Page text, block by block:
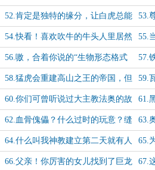
渣渣！ 人
52.肯定是独特的缘分，让白虎总能
遇到自己的狂热粉
53.
真
加冕
54.快看！喜欢吹牛的牛头人里居然
诞生了一个老实人，快来孤立他！
55.
为
56.嗷，合着你说的“生物形态格式
化”是直接给回滚到最初版本啊！坑
爹呢
57.
石山
58.猛虎会重建高山之王的帝国，但
代价是什么呢？
59.
60.你们可曾听说过大主教法奥的故
事？他的智慧就和他的拳头一样强
悍！
61.
德
了
62.血骨傀儡？什么过时的玩意？缝
合大师现在的课题叫“帕奇维克”！
63.
苏
64.什么叫我神教建立第二天就有人
上门踢馆？
65.
么拼
66.父亲！你厉害的女儿找到了巨龙 67.